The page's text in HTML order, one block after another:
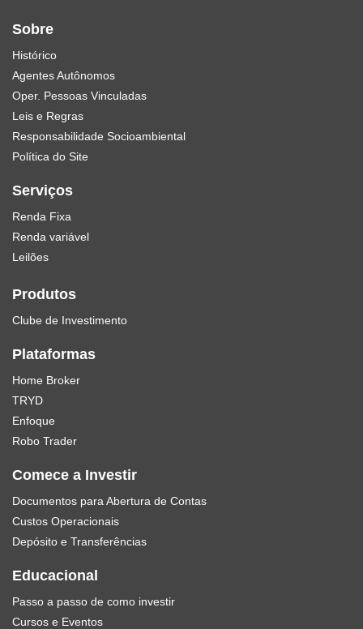
Sobre
Histórico
Agentes Autônomos
Oper. Pessoas Vinculadas
Leis e Regras
Responsabilidade Socioambiental
Política do Site
Serviços
Renda Fixa
Renda variável
Leilões
Produtos
Clube de Investimento
Plataformas
Home Broker
TRYD
Enfoque
Robo Trader
Comece a Investir
Documentos para Abertura de Contas
Custos Operacionais
Depósito e Transferências
Educacional
Passo a passo de como investir
Cursos e Eventos